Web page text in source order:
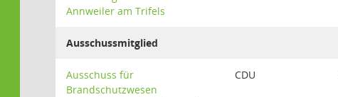
Annweiler am Trifels
Ausschussmitglied
Ausschuss für
Brandschutzwesen
CDU